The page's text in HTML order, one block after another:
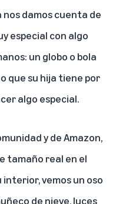
damos cuenta de
especial con algo
un globo o bola
que su hija tiene por
algo especial.
y de Amazon,
tamaño real en el
interior, vemos un oso
de nieve, luces